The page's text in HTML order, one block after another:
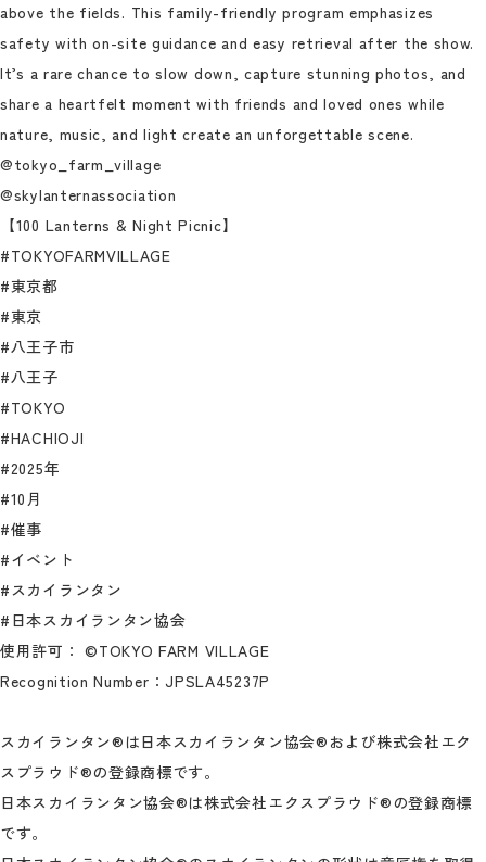
above the fields. This family-friendly program emphasizes
safety with on-site guidance and easy retrieval after the show.
It’s a rare chance to slow down, capture stunning photos, and
share a heartfelt moment with friends and loved ones while
nature, music, and light create an unforgettable scene.
@tokyo_farm_village
@skylanternassociation
【100 Lanterns & Night Picnic】
#TOKYOFARMVILLAGE
#東京都
#東京
#八王子市
#八王子
#TOKYO
#HACHIOJI
#2025年
#10月
#催事
#イベント
#スカイランタン
#日本スカイランタン協会
使用許可： ©TOKYO FARM VILLAGE
Recognition Number：JPSLA45237P
スカイランタン®は日本スカイランタン協会®および株式会社エク
スプラウド®の登録商標です。
日本スカイランタン協会®は株式会社エクスプラウド®の登録商標
です。